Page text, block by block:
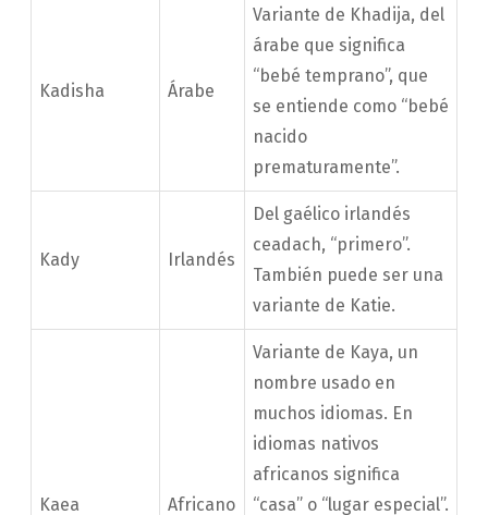
Kadisha Árabe
Variante de Khadija, del
árabe que significa
“bebé temprano”, que
se entiende como “bebé
nacido
prematuramente”.
Kady Irlandés
Del gaélico irlandés
ceadach, “primero”.
También puede ser una
variante de Katie.
Kaea Africano
Variante de Kaya, un
nombre usado en
muchos idiomas. En
idiomas nativos
africanos significa
“casa” o “lugar especial”.